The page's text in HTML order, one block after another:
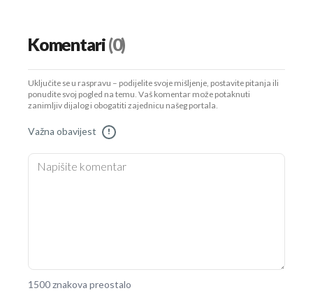
Komentari(0)
Uključite se u raspravu – podijelite svoje mišljenje, postavite pitanja ili
ponudite svoj pogled na temu. Vaš komentar može potaknuti
zanimljiv dijalog i obogatiti zajednicu našeg portala.
Važna obavijest !
1500 znakova preostalo